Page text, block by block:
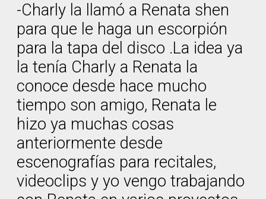
-Charly la llamó a Renata shen
para que le haga un escorpión
para la tapa del disco .La idea ya
la tenía Charly a Renata la
conoce desde hace mucho
tiempo son amigo, Renata le
hizo ya muchas cosas
anteriormente desde
escenografías para recitales,
videoclips y yo vengo trabajando